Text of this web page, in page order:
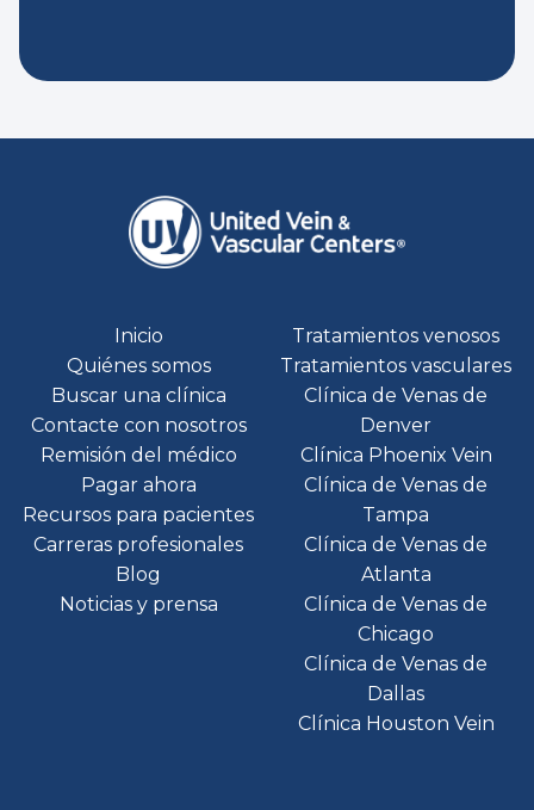
Inicio
Quiénes somos
Buscar una clínica
Contacte con nosotros
Remisión del médico
Pagar ahora
Recursos para pacientes
Carreras profesionales
Blog
Noticias y prensa
Tratamientos venosos
Tratamientos vasculares
Clínica de Venas de
Denver
Clínica Phoenix Vein
Clínica de Venas de
Tampa
Clínica de Venas de
Atlanta
Clínica de Venas de
Chicago
Clínica de Venas de
Dallas
Clínica Houston Vein